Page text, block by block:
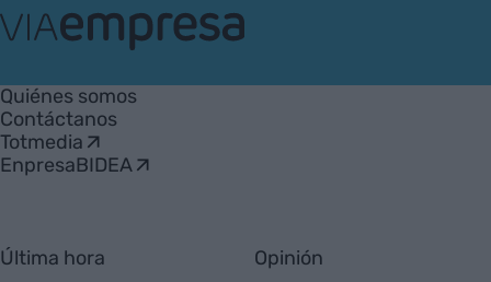
Empresa
Quiénes somos
Contáctanos
Totmedia
EnpresaBIDEA
Última hora Opinión